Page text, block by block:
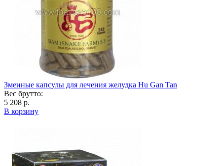
Змеиные капсулы для лечения желудка Hu Gan Tan
Вес брутто:
5 208 р.
В корзину